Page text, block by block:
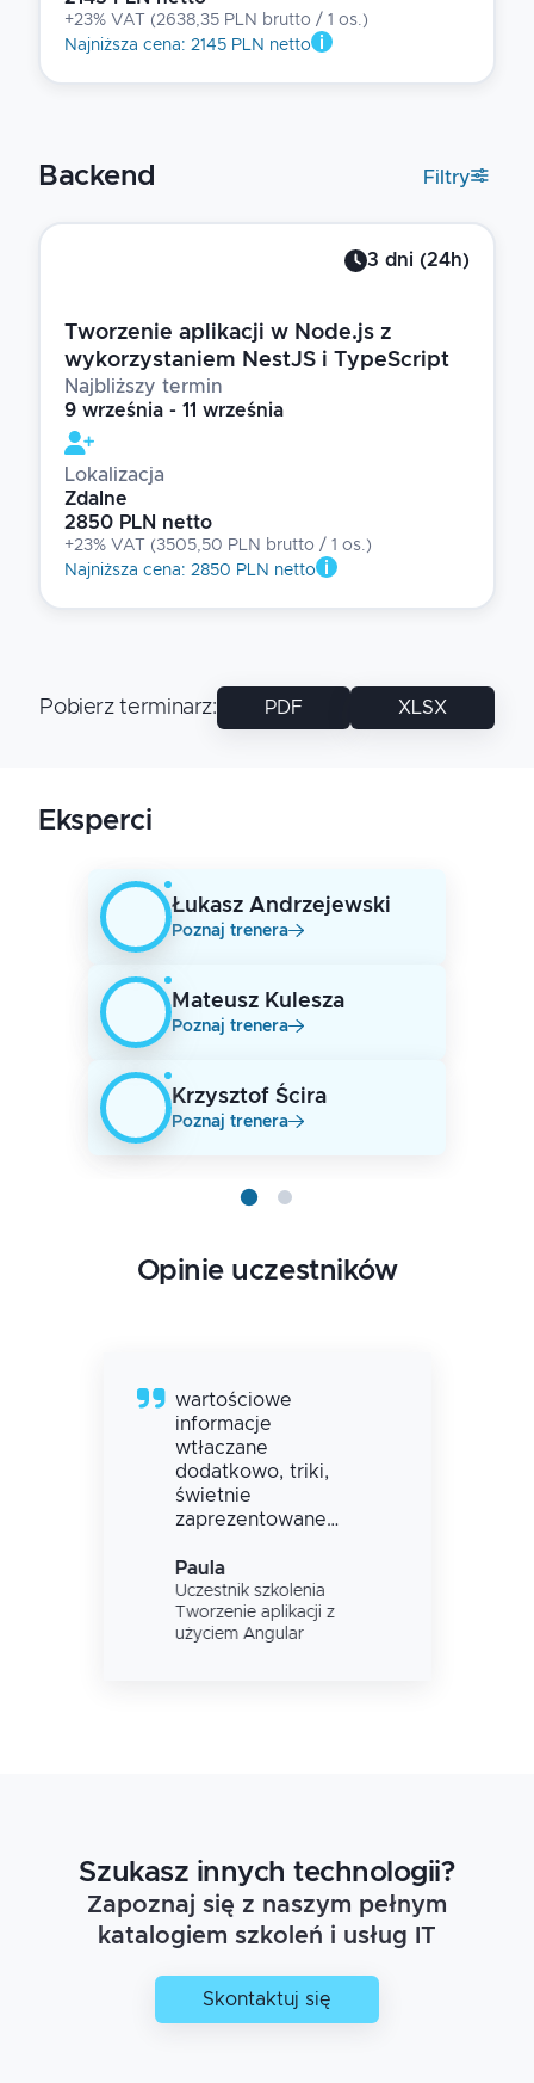
+23% VAT (2638,35 PLN brutto / 1 os.)
Najniższa cena: 2145 PLN netto
Backend Filtry
3 dni (24h)
Tworzenie aplikacji w Node.js z
wykorzystaniem NestJS i TypeScript
Najbliższy termin
9 września - 11 września
Lokalizacja
Zdalne
2850 PLN netto
+23% VAT (3505,50 PLN brutto / 1 os.)
Najniższa cena: 2850 PLN netto
Pobierz terminarz: PDF XLSX
Eksperci
Łukasz Andrzejewski
Poznaj trenera
Mateusz Kulesza
Poznaj trenera
Krzysztof Ścira
Poznaj trenera
Opinie uczestników
wartościowe
informacje
wtłaczane
dodatkowo, triki,
świetnie
zaprezentowane
Paula
Uczestnik szkolenia
Tworzenie aplikacji z
użyciem Angular
Szukasz innych technologii?
Zapoznaj się z naszym pełnym
katalogiem szkoleń i usług IT
Skontaktuj się